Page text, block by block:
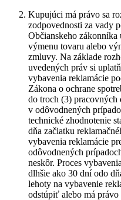
Kupujúci má právo sa
zodpovednosti za vady
Občianskeho zákonníka
výmenu tovaru alebo
zmluvy. Na základe
uvedených práv si
vybavenia reklamácie
Zákona o ochrane
do troch (3) pracovných
v odôvodnených
technické zhodnotenie
dňa začiatku
vybavenia reklamácie
odôvodnených
neskôr. Proces
dlhšie ako 30 dní odo
lehoty na vybavenie
odstúpiť alebo má